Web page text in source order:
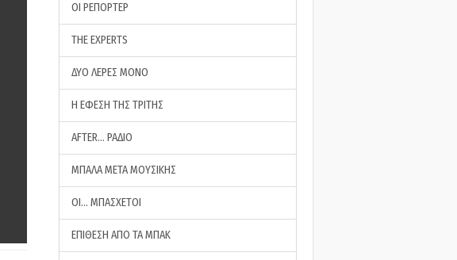
ΟΙ ΡΕΠΟΡΤΕΡ
THE EXPERTS
ΔΥΟ ΛΕΡΕΣ ΜΟΝΟ
Η ΕΦΕΣΗ ΤΗΣ ΤΡΙΤΗΣ
AFTER… ΡΑΔΙΟ
ΜΠΑΛΑ ΜΕΤΑ ΜΟΥΣΙΚΗΣ
ΟΙ… ΜΠΑΣΧΕΤΟΙ
ΕΠΙΘΕΣΗ ΑΠΟ ΤΑ ΜΠΑΚ